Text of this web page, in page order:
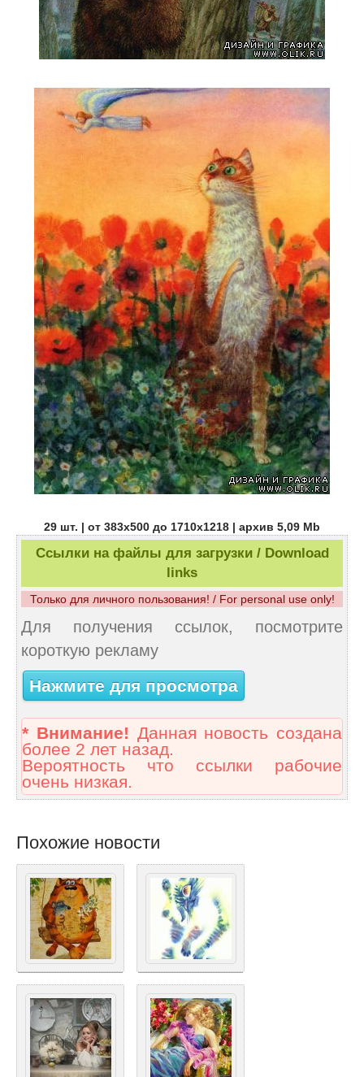
29 шт. | от 383х500 до 1710х1218 | архив 5,09 Mb
Ссылки на файлы для загрузки / Download
links
Только для личного пользования! / For personal use only!
Для получения ссылок, посмотрите
короткую рекламу
Нажмите для просмотра
* Внимание! Данная новость создана
более 2 лет назад.
Вероятность что ссылки рабочие
очень низкая.
Похожие новости